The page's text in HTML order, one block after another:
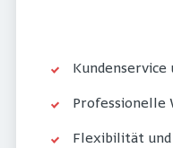
Professionelle
Flexibilität und